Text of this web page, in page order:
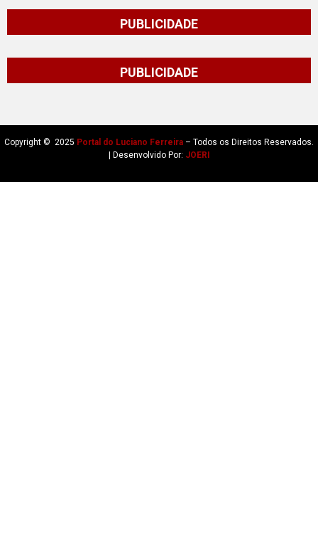
PUBLICIDADE
PUBLICIDADE
Copyright © 2025 Portal do Luciano Ferreira – Todos os Direitos Reservados.
| Desenvolvido Por: JOERI